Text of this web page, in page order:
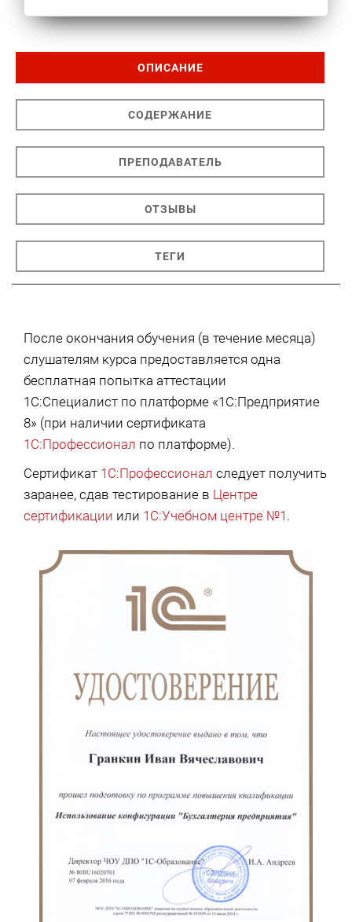
ОПИСАНИЕ
СОДЕРЖАНИЕ
ПРЕПОДАВАТЕЛЬ
ОТЗЫВЫ
ТЕГИ
После окончания обучения (в течение месяца)
слушателям курса предоставляется одна
бесплатная попытка аттестации
1С:Специалист по платформе «1С:Предприятие
8» (при наличии сертификата
1С:Профессионал по платформе).
Сертификат 1С:Профессионал следует получить
заранее, сдав тестирование в Центре
сертификации или 1С:Учебном центре №1 .